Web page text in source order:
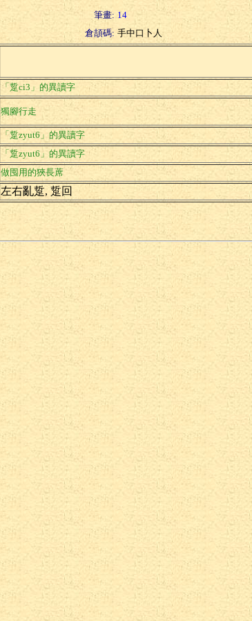
筆畫: 14
倉頡碼: 手中口卜人
「踅ci3」的異讀字
獨腳行走
「踅zyut6」的異讀字
「踅zyut6」的異讀字
做囤用的狹長蓆
左右亂踅, 踅回